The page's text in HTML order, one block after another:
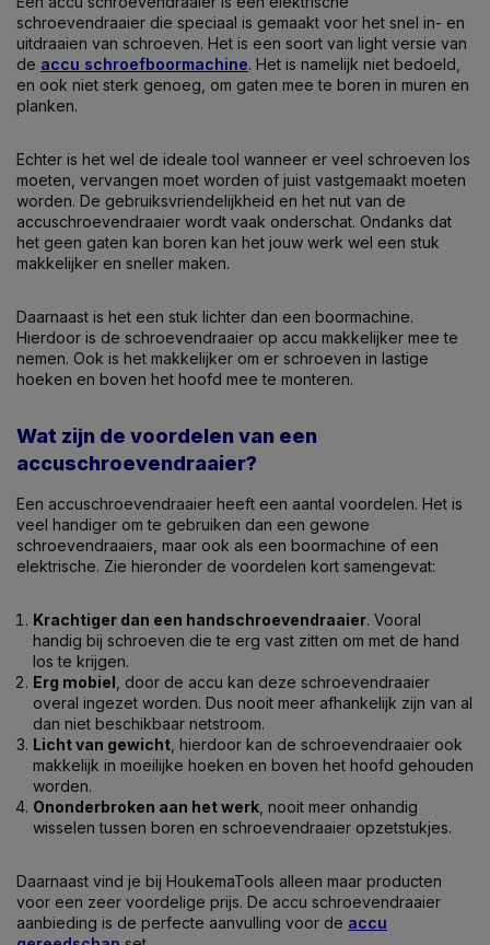
schroevendraaier die speciaal is gemaakt voor het snel in- en
uitdraaien van schroeven. Het is een soort van light versie van
de accu schroefboormachine. Het is namelijk niet bedoeld,
en ook niet sterk genoeg, om gaten mee te boren in muren en
planken.
Echter is het wel de ideale tool wanneer er veel schroeven los
moeten, vervangen moet worden of juist vastgemaakt moeten
worden. De gebruiksvriendelijkheid en het nut van de
accuschroevendraaier wordt vaak onderschat. Ondanks dat
het geen gaten kan boren kan het jouw werk wel een stuk
makkelijker en sneller maken.
Daarnaast is het een stuk lichter dan een boormachine.
Hierdoor is de schroevendraaier op accu makkelijker mee te
nemen. Ook is het makkelijker om er schroeven in lastige
hoeken en boven het hoofd mee te monteren.
Wat zijn de voordelen van een
accuschroevendraaier?
Een accuschroevendraaier heeft een aantal voordelen. Het is
veel handiger om te gebruiken dan een gewone
schroevendraaiers, maar ook als een boormachine of een
elektrische. Zie hieronder de voordelen kort samengevat:
Krachtiger dan een handschroevendraaier. Vooral
handig bij schroeven die te erg vast zitten om met de hand
los te krijgen.
Erg mobiel , door de accu kan deze schroevendraaier
overal ingezet worden. Dus nooit meer afhankelijk zijn van al
dan niet beschikbaar netstroom.
Licht van gewicht , hierdoor kan de schroevendraaier ook
makkelijk in moeilijke hoeken en boven het hoofd gehouden
worden.
Ononderbroken aan het werk , nooit meer onhandig
wisselen tussen boren en schroevendraaier opzetstukjes.
Daarnaast vind je bij HoukemaTools alleen maar producten
voor een zeer voordelige prijs. De accu schroevendraaier
aanbieding is de perfecte aanvulling voor de accu